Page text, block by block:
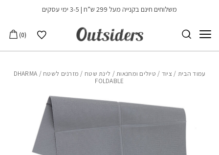
Skip to Contentמשלוחים חינם בקנייה מעל 299 ש”ח | 3-5 ימי עסקים
הרשימה שלי
0
עמוד הבית / ציוד / טיולים ומחנאות/ לינת שטח / מזרנים לשטח
/ DHARMA
FOLDABLE